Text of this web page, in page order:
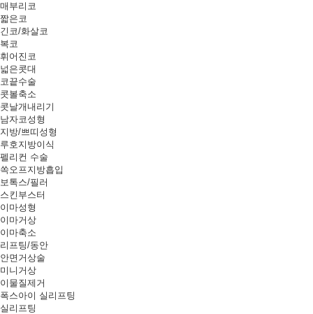
매부리코
짧은코
긴코/화살코
복코
휘어진코
넓은콧대
코끝수술
콧볼축소
콧날개내리기
남자코성형
지방/쁘띠성형
루호지방이식
펠리컨 수술
쏙오프지방흡입
보톡스/필러
스킨부스터
이마성형
이마거상
이마축소
리프팅/동안
안면거상술
미니거상
이물질제거
폭스아이 실리프팅
실리프팅